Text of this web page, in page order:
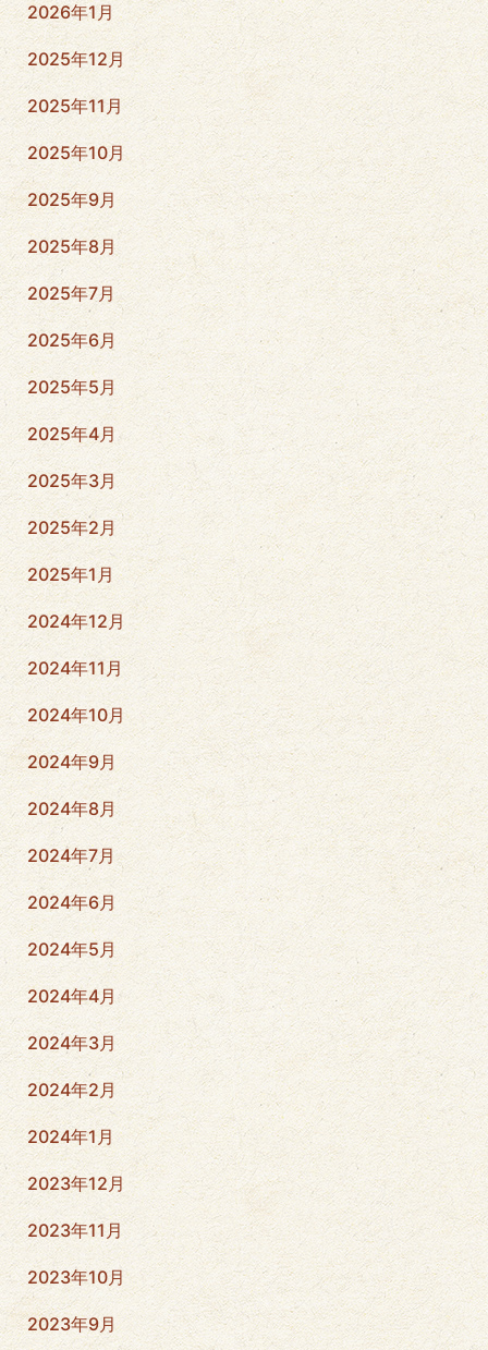
2026年1月
2025年12月
2025年11月
2025年10月
2025年9月
2025年8月
2025年7月
2025年6月
2025年5月
2025年4月
2025年3月
2025年2月
2025年1月
2024年12月
2024年11月
2024年10月
2024年9月
2024年8月
2024年7月
2024年6月
2024年5月
2024年4月
2024年3月
2024年2月
2024年1月
2023年12月
2023年11月
2023年10月
2023年9月